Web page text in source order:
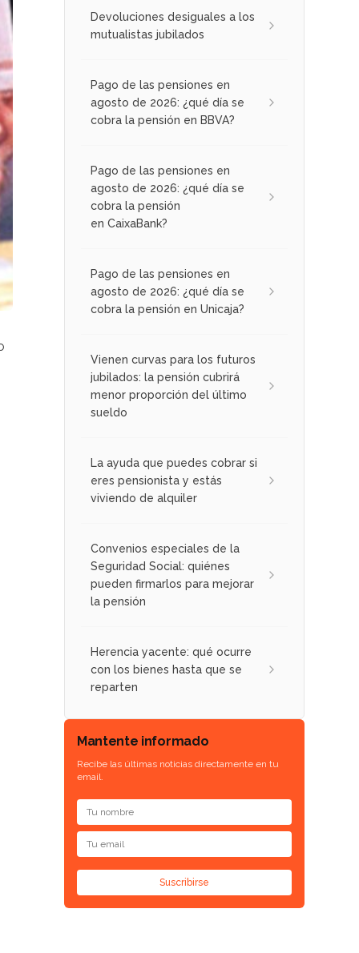
Devoluciones desiguales a los
mutualistas jubilados
Pago de las pensiones en
agosto de 2026: ¿qué día se
cobra la pensión en BBVA?
Pago de las pensiones en
agosto de 2026: ¿qué día se
cobra la pensión
en CaixaBank?
Pago de las pensiones en
agosto de 2026: ¿qué día se
cobra la pensión en Unicaja?
Vienen curvas para los futuros
jubilados: la pensión cubrirá
menor proporción del último
sueldo
La ayuda que puedes cobrar si
eres pensionista y estás
viviendo de alquiler
Convenios especiales de la
Seguridad Social: quiénes
pueden firmarlos para mejorar
la pensión
Herencia yacente: qué ocurre
con los bienes hasta que se
reparten
Mantente informado
Recibe las últimas noticias directamente en tu
email.
Suscribirse